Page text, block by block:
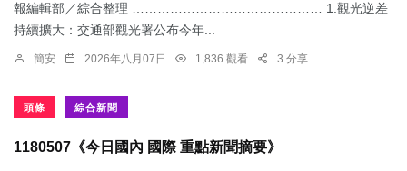
報編輯部／綜合整理 ……………………………………… 1.觀光逆差
持續擴大：交通部觀光署公布今年...
簡安 2026年八月07日 1,836 觀看 3 分享
頭條 綜合新聞
1180507《今日國內 國際 重點新聞摘要》